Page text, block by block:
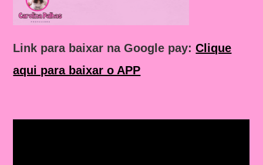
Link para baixar na Google pay:Clique
aqui para baixar o APP